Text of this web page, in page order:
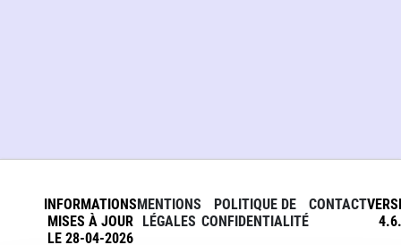
INFORMATIONS
MISES À JOUR
LE 28-04-2026
MENTIONS
LÉGALES
POLITIQUE DE
CONFIDENTIALITÉ
CONTACT